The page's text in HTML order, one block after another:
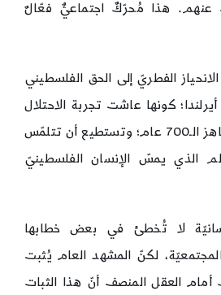
عنهم. هذا مُحرّكٌ اجتماعيٌّ فعّالٌ
الفطريّ إلى الحق الفلسطيني
كونها عاشت تجربة الاحتلال
البريطانيّ الجائر لما يناهز الـ700 عام؛ وتستطيع أن تتلمّس
الذي يمسّ الإنسان الفلسطينيّ
لا تُخطئ في بعض خطابها
لكنّ المشهد العام يُثبت
أمام العقل المنصف أنّ هذا الثبات